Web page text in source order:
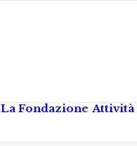
La Fondazione Attività